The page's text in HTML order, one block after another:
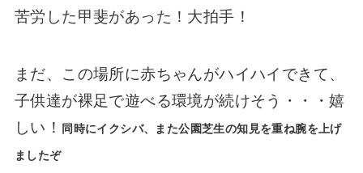
苦労した甲斐があった！大拍手！
まだ、この場所に赤ちゃんがハイハイできて、
子供達が裸足で遊べる環境が続けそう・・・嬉
しい！
同時にイクシバ、また公園芝生の知見を重ね腕を上げ
ましたぞ